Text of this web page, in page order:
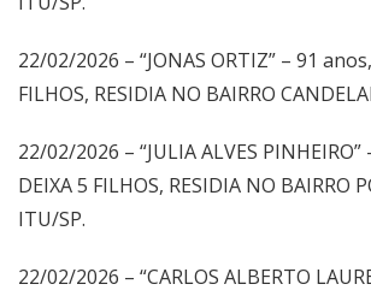
22/02/2026 – “JONAS ORTIZ” – 91
FILHOS, RESIDIA NO BAIRRO
22/02/2026 – “JULIA ALVES
DEIXA 5 FILHOS, RESIDIA NO BAIRRO
ITU/SP.
22/02/2026 – “CARLOS ALBERTO